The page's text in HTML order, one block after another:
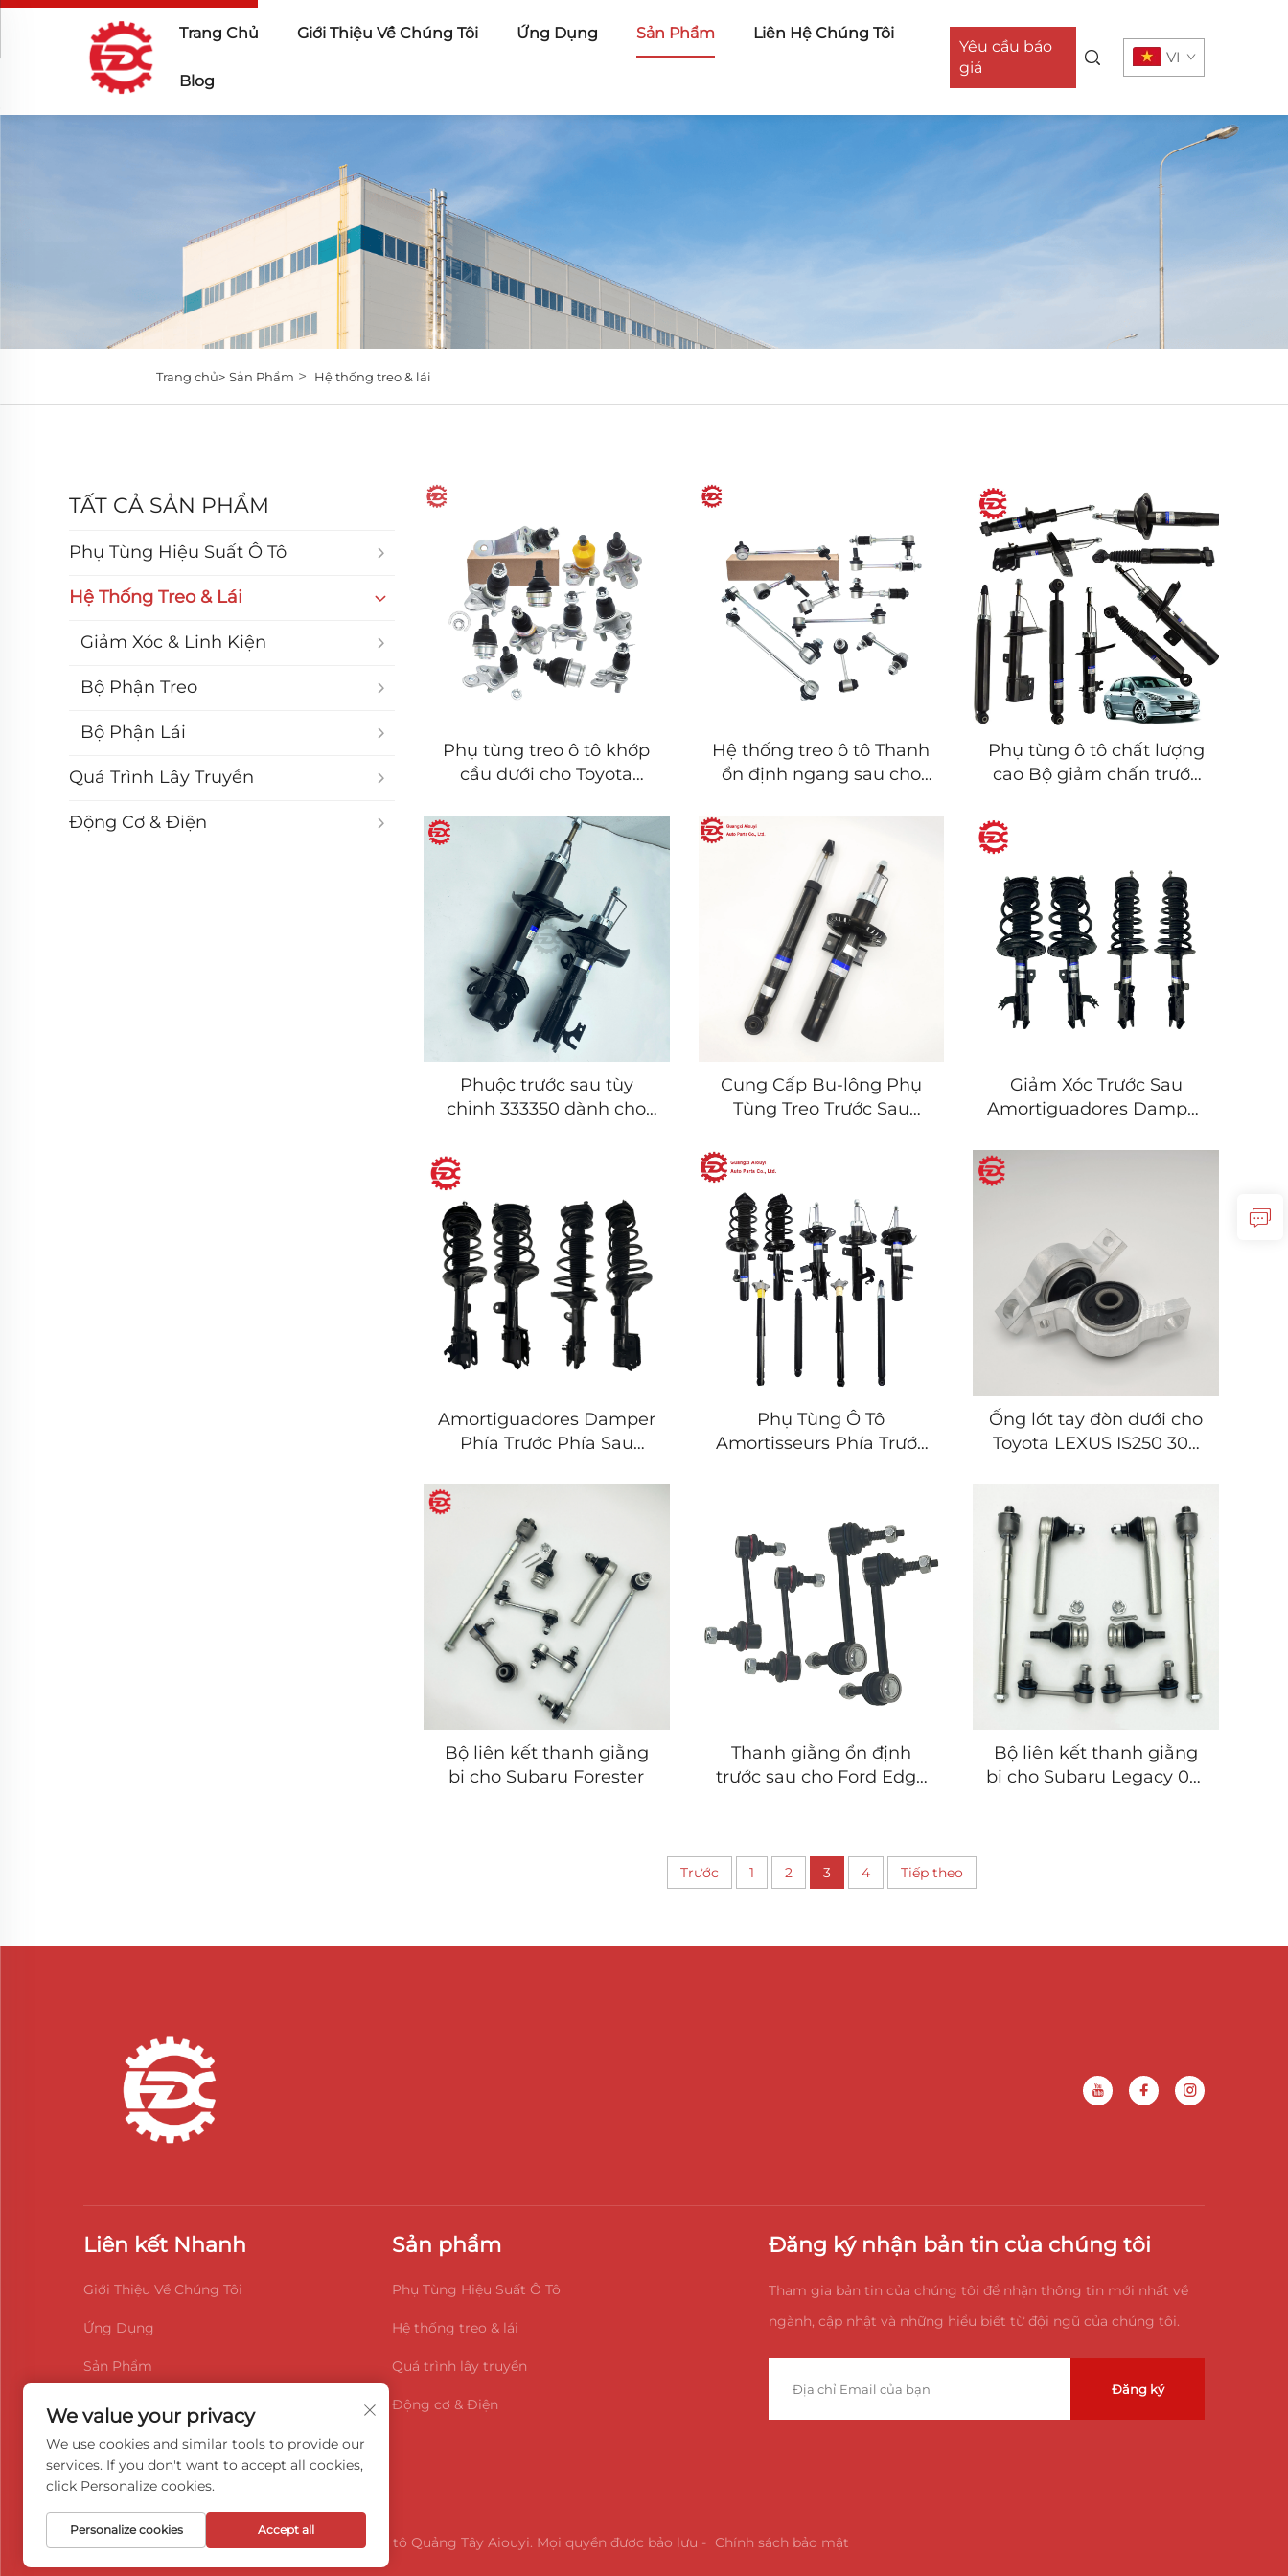
Trang Chủ Giới Thiệu Về Chúng Tôi Ứng Dụng Sản Phẩm Liên Hệ Chúng Tôi
Blog
Yêu cầu báo
giá
VI
Trang chủ> Sản Phẩm > Hệ thống treo & lái
TẤT CẢ SẢN PHẨM
Phụ Tùng Hiệu Suất Ô Tô
Hệ Thống Treo & Lái
Giảm Xóc & Linh Kiện
Bộ Phận Treo
Bộ Phận Lái
Quá Trình Lây Truyền
Động Cơ & Điện
Phụ tùng treo ô tô khớp
cầu dưới cho Toyota
Prius Highlander Land
Cruiser Prado
Hệ thống treo ô tô Thanh
ổn định ngang sau cho
Corolla Prius Highlander
Land Cruiser Prado
Phụ tùng ô tô chất lượng
cao Bộ giảm chấn trước
307 301 206 580 Citroen
Phuộc trước sau tùy
chỉnh 333350 dành cho
Protege Premacy FORD
Cung Cấp Bu-lông Phụ
Tùng Treo Trước Sau
Volkswagen Polo Skoda
Fabia Skoda Superb
Giảm Xóc Trước Sau
Amortiguadores Damper
Toyota Camry 12-17
Amortiguadores Damper
Phía Trước Phía Sau
cho Hyundai Tucson Kia
Sportage
Phụ Tùng Ô Tô
Amortisseurs Phía Trước
Ống lót tay đòn dưới cho
Toyota LEXUS IS250 300
Bộ liên kết thanh giằng
bi cho Subaru Forester
Thanh giằng ổn định
trước sau cho Ford Edge
Bộ liên kết thanh giằng
bi cho Subaru Legacy 02-
Trước 1 2 3 4 Tiếp theo
Liên kết Nhanh
Giới Thiệu Về Chúng Tôi
Ứng Dụng
Sản Phẩm
Liên Hệ Chúng Tôi
Blog
Từ Alibaba
Sản phẩm
Phụ Tùng Hiệu Suất Ô Tô
Hệ thống treo & lái
Quá trình lây truyền
Động cơ & Điện
Đăng ký nhận bản tin của chúng tôi
Tham gia bản tin của chúng tôi để nhận thông tin mới nhất về
ngành, cập nhật và những hiểu biết từ đội ngũ của chúng tôi.
Đăng ký
Bản quyền © 2026 Công ty TNHH Phụ tùng Ô tô Quảng Tây Aiouyi. Mọi quyền được bảo lưu - Chính sách bảo mật
We value your privacy
We use cookies and similar tools to provide our
services. If you don't want to accept all cookies,
click Personalize cookies.
Personalize cookies Accept all